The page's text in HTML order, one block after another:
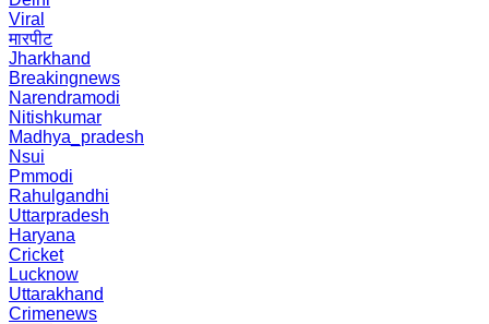
Viral
मारपीट
Jharkhand
Breakingnews
Narendramodi
Nitishkumar
Madhya_pradesh
Nsui
Pmmodi
Rahulgandhi
Uttarpradesh
Haryana
Cricket
Lucknow
Uttarakhand
Crimenews